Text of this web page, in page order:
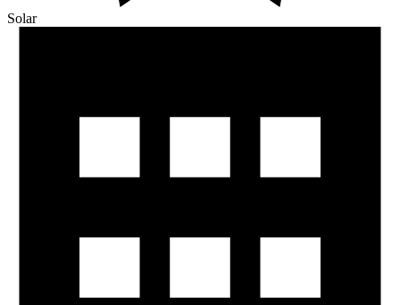
Solar​​​​‌ ‍ ​‍​‍‌‍ ‌ ​‍‌‍‍‌‌‍‌ ‌‍‍‌‌‍ ‍​‍​‍​ ‍‍​‍​‍‌ ​ ‌‍​‌‌‍ ‍‌‍‍‌‌ ‌​‌ ‍‌​‍ ‍‌‍‍‌‌‍ ​‍​‍​‍ ​​‍​‍‌‍‍​‌ ​‍‌‍‌‌‌‍‌‍​‍​‍​ ‍‍​‍​‍‌‍‍​‌ ‌​‌ ‌​‌ ​​​ ‍‍​‍ ​‍ ‌‍ ​‌‍ ‌‍​ ‌‍​‌‌‍ ​‌‍‍​‌‍ ‌ ​ ‌ ‌​​ ‍‍​ ​ ​ ​ ​ ​ ​ ​ ​‍ ‌‍‍‌‌‍ ‍‌ ‌​‌‍‌‌‌‍ ‍‌ ‌​​‍ ‌‍‌‌‌‍‌​‌‍‍‌‌ ‌​​‍ ‌‍ ‌‌‍ ‌‍‌​‌‍‌‌​ ‌‌ ​​‌ ​‍‌‍‌‌‌ ​ ‌‍‌‌‌‍ ‍‌ ‌​‌‍​‌‌ ‌​‌‍‍‌‌‍ ‌‍ ‍​ ‍ ‌‍‍‌‌‍‌​​ ‌​ ‌‍​ ‌‌​ ​​‌‍‌​​ ​ ​ ​ ​ ‍‌​ ‌ ​‍ ‌‌‍​‌​ ‌ ‌‍​‌‌‍‌‍​‍ ‌​ ‌​​ ‌​​ ‌ ‌‍​‍​‍ ‌‌‍​‍​ ​​​ ‍​​ ‌ ​‍ ‌​ ​‌​ ​​​ ‌‍‌‍‌​‌‍‌​​ ‌‍​ ‍‌​ ‌‍‌‍‌‌‌‍​‌​ ‌ ​ ​‌​ ‍ ‌ ‌​‌ ‍‌‌ ​​‌‍‌‌​ ‌‌ ‌​‌‍‌‌‌‍​ ‌‍‍​‌‍ ‍‌‍ ‌‍ ​‌‍ ‌‍‌ ‌ ‍‌​ ‍ ‌ ​​‌‍​‌‌ ‌​‌‍‍​​ ‌‌ ‌​‌‍‍‌‌ ‌​‌‍ ​‌‍‌‌​ ‌‍​‍‌‍​‌‌ ​ ‌‍‌‌‌‌‌‌‌ ​‍‌‍ ​​ ‌‌‍‍​‌ ‌​‌ ‌​‌ ​​​‍‌‌​ ​ ‌​​‌​‍‌‌​ ​‍‌​‌‍​‍‌‌​ ​‍‌​‌‍‌‍ ​‌‍ ‌‍​ ‌‍​‌‌‍ ​‌‍‍​‌‍ ‌ ​ ‌ ‌​​‍‌‌​ ​ ‌​​‌​ ​ ​ ​ ​ ​ ​ ​ ​‍‌‍‌‍‍‌‌‍‌​​ ‌​ ‌‍​ ‌‌​ ​​‌‍‌​​ ​ ​ ​ ​ ‍‌​ ‌ ​‍ ‌‌‍​‌​ ‌ ‌‍​‌‌‍‌‍​‍ ‌​ ‌​​ ‌​​ ‌ ‌‍​‍​‍ ‌‌‍​‍​ ​​​ ‍​​ ‌ ​‍ ‌​ ​‌​ ​​​ ‌‍‌‍‌​‌‍‌​​ ‌‍​ ‍‌​ ‌‍‌‍‌‌‌‍​‌​ ‌ ​ ​‌​‍‌‍‌ ‌​‌ ‍‌‌ ​​‌‍‌‌​ ‌‌ ‌​‌‍‌‌‌‍​ ‌‍‍​‌‍ ‍‌‍ ‌‍ ​‌‍ ‌‍‌ ‌ ‍‌​‍‌‍‌ ​​‌‍​‌‌ ‌​‌‍‍​​ ‌‌ ‌​‌‍‍‌‌ ‌​‌‍ ​‌‍‌‌​‍‌‍‌ ​​‌‍‌‌‌ ​‍‌ ​ ‌ ​​‌‍‌‌‌‍​ ‌ ‌​‌‍‍‌‌ ‌‍‌‍‌‌​ ‌‌ ​​‌ ‌‌‌‍​‍‌‍ ​‌‍‍‌‌ ​ ‌‍‍​‌‍‌‌‌‍‌​​‍​‍‌ ‌